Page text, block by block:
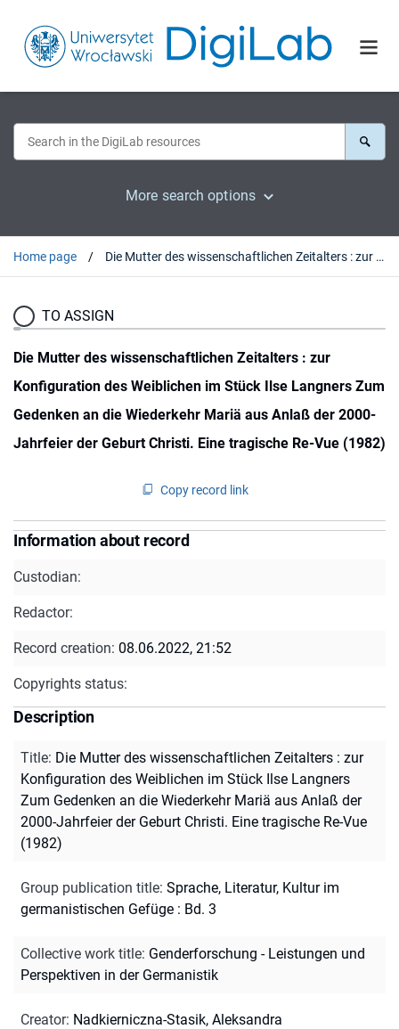
More search options
Home page Die Mutter des wissenschaftlichen Zeitalters : zur Konfiguration des Weiblichen im Stück Ilse Langners Zum Gedenken an die Wiederkehr Mariä aus Anlaß der 2000-Jahrfeier der Geburt Christi. Eine tragische Re-Vue (1982)
TO ASSIGN
Die Mutter des wissenschaftlichen Zeitalters : zur
Konfiguration des Weiblichen im Stück Ilse Langners Zum
Gedenken an die Wiederkehr Mariä aus Anlaß der 2000-
Jahrfeier der Geburt Christi. Eine tragische Re-Vue (1982)
Copy record link
Information about record
Custodian:
Redactor:
Record creation: 08.06.2022, 21:52
Copyrights status:
Description
Title: Die Mutter des wissenschaftlichen Zeitalters : zur
Konfiguration des Weiblichen im Stück Ilse Langners
Zum Gedenken an die Wiederkehr Mariä aus Anlaß der
2000-Jahrfeier der Geburt Christi. Eine tragische Re-Vue
(1982)
Group publication title: Sprache, Literatur, Kultur im
germanistischen Gefüge : Bd. 3
Collective work title: Genderforschung - Leistungen und
Perspektiven in der Germanistik
Creator: Nadkierniczna-Stasik, Aleksandra